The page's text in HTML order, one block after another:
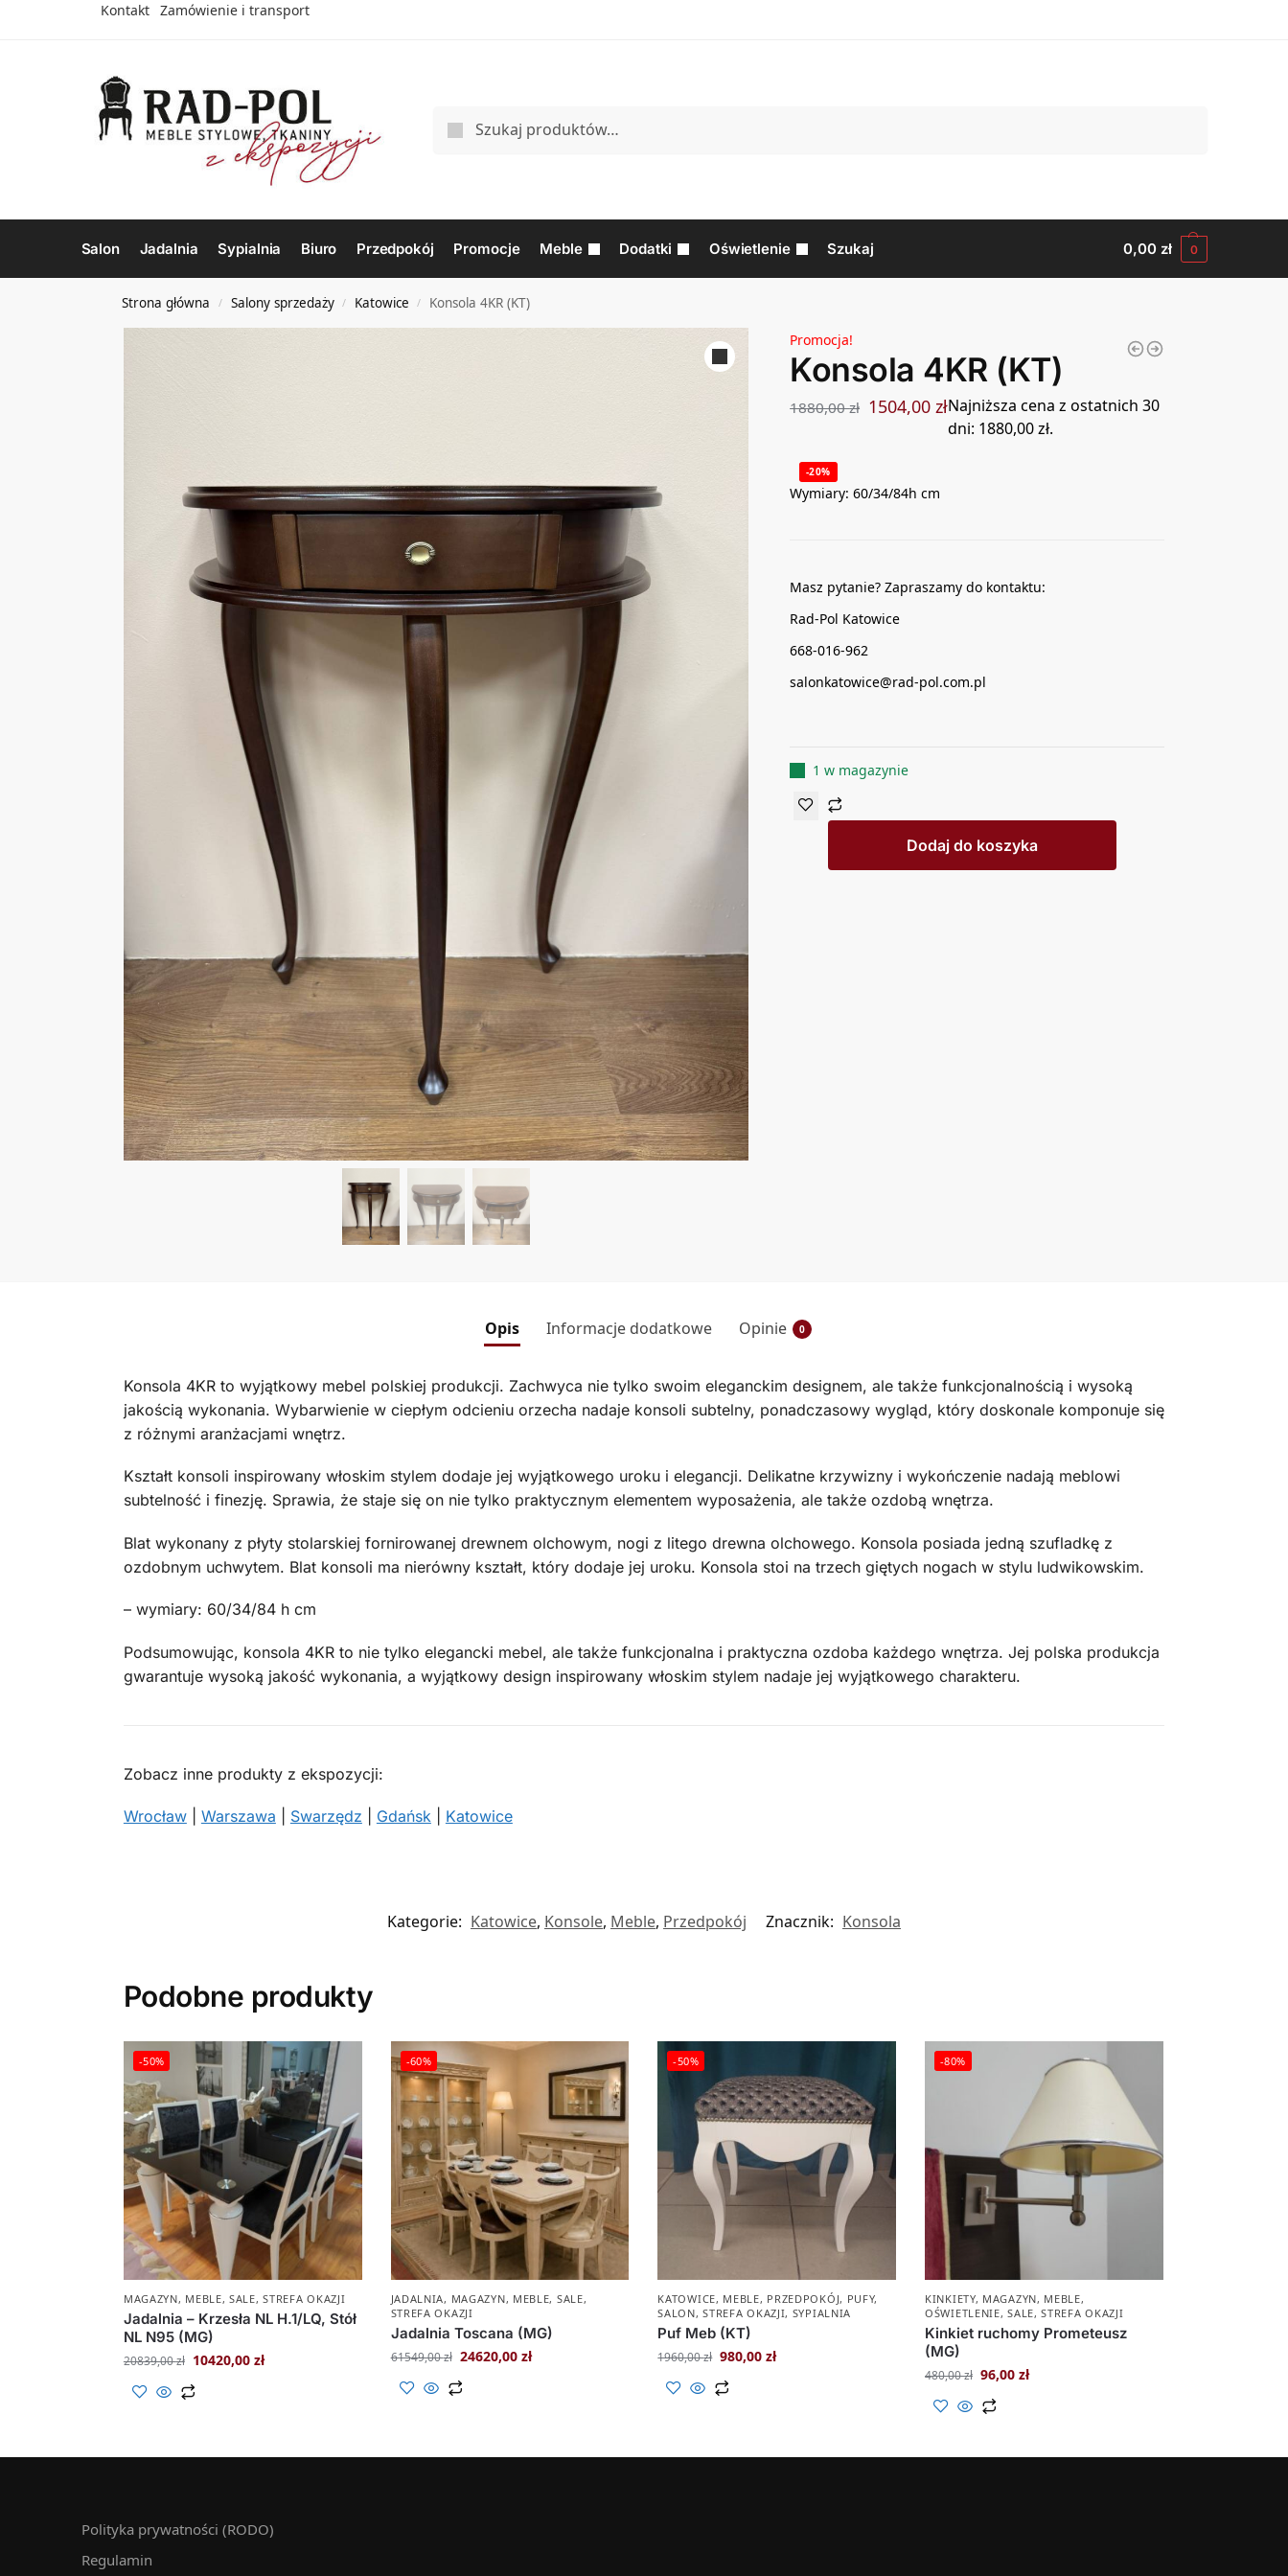
Kontakt Zamówienie i transport
Salon Jadalnia Sypialnia Biuro Przedpokój Promocje Meble Dodatki Oświetlenie Szukaj 0,00 zł 0
Strona główna / Salony sprzedaży / Katowice / Konsola 4KR (KT)
Promocja!
Konsola 4KR (KT)
1880,00zł 1504,00złNajniższa cena z ostatnich 30
dni: 1880,00zł.
-20%
Wymiary: 60/34/84h cm
Masz pytanie? Zapraszamy do kontaktu:
Rad-Pol Katowice
668-016-962
salonkatowice@rad-pol.com.pl
1 w magazynie
Dodaj do koszyka
Opis Informacje dodatkowe Opinie 0
Konsola 4KR to wyjątkowy mebel polskiej produkcji. Zachwyca nie tylko swoim eleganckim designem, ale także funkcjonalnością i wysoką
jakością wykonania. Wybarwienie w ciepłym odcieniu orzecha nadaje konsoli subtelny, ponadczasowy wygląd, który doskonale komponuje się
z różnymi aranżacjami wnętrz.
Kształt konsoli inspirowany włoskim stylem dodaje jej wyjątkowego uroku i elegancji. Delikatne krzywizny i wykończenie nadają meblowi
subtelność i finezję. Sprawia, że staje się on nie tylko praktycznym elementem wyposażenia, ale także ozdobą wnętrza.
Blat wykonany z płyty stolarskiej fornirowanej drewnem olchowym, nogi z litego drewna olchowego. Konsola posiada jedną szufladkę z
ozdobnym uchwytem. Blat konsoli ma nierówny kształt, który dodaje jej uroku. Konsola stoi na trzech giętych nogach w stylu ludwikowskim.
– wymiary: 60/34/84 h cm
Podsumowując, konsola 4KR to nie tylko elegancki mebel, ale także funkcjonalna i praktyczna ozdoba każdego wnętrza. Jej polska produkcja
gwarantuje wysoką jakość wykonania, a wyjątkowy design inspirowany włoskim stylem nadaje jej wyjątkowego charakteru.
Zobacz inne produkty z ekspozycji:
Wrocław| Warszawa Swarzędz Gdańsk| Katowice
Kategorie: Katowice, Konsole, Meble, Przedpokój Znacznik: Konsola
Podobne produkty
-50%
MAGAZYN, MEBLE,SALE,STREFA OKAZJI
Jadalnia – Krzesła NL H.1/LQ, Stół
NL N95 (MG)
20839,00zł 10420,00 zł
-60%
JADALNIA, MAGAZYN, MEBLE, SALE,
STREFA OKAZJI
Jadalnia Toscana (MG)
61549,00zł 24620,00 zł
-50%
KATOWICE, MEBLE, PRZEDPOKÓJ, PUFY,
SALON,STREFA OKAZJI, SYPIALNIA
Puf Meb (KT)
1960,00zł 980,00zł
-80%
KINKIETY, MAGAZYN, MEBLE,
OŚWIETLENIE,SALE,STREFA OKAZJI
Kinkiet ruchomy Prometeusz
(MG)
480,00zł 96,00zł
Polityka prywatności (RODO)
Regulamin